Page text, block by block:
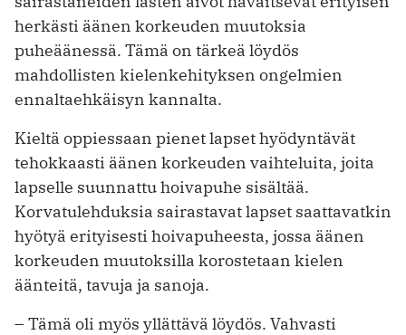
herkästi äänen korkeuden muutoksia
puheäänessä. Tämä on tärkeä löydös
mahdollisten kielenkehityksen ongelmien
ennaltaehkäisyn kannalta.
Kieltä oppiessaan pienet lapset hyödyntävät
tehokkaasti äänen korkeuden vaihteluita, joita
lapselle suunnattu hoivapuhe sisältää.
Korvatulehduksia sairastavat lapset saattavatkin
hyötyä erityisesti hoivapuheesta, jossa äänen
korkeuden muutoksilla korostetaan kielen
äänteitä, tavuja ja sanoja.
– Tämä oli myös yllättävä löydös. Vahvasti